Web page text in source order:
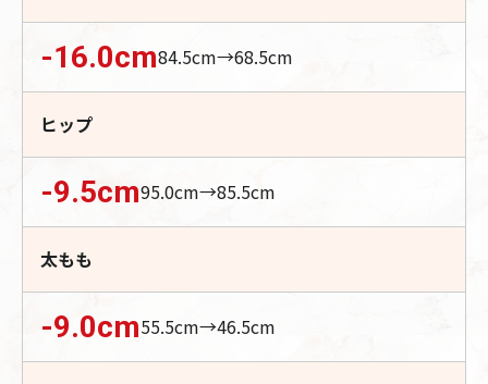
-16.0cm84.5cm→68.5cm
ヒップ
-9.5cm95.0cm→85.5cm
太もも
-9.0cm55.5cm→46.5cm